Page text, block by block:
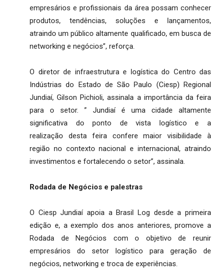
empresários e profissionais da área possam conhecer
produtos, tendências, soluções e lançamentos,
atraindo um público altamente qualificado, em busca de
networking e negócios”, reforça.
O diretor de infraestrutura e logística do Centro das
Indústrias do Estado de São Paulo (Ciesp) Regional
Jundiaí, Gilson Pichioli, assinala a importância da feira
para o setor. ” Jundiaí é uma cidade altamente
significativa do ponto de vista logístico e a
realização desta feira confere maior visibilidade à
região no contexto nacional e internacional, atraindo
investimentos e fortalecendo o setor”, assinala.
Rodada de Negócios e palestras
O Ciesp Jundiaí apoia a Brasil Log desde a primeira
edição e, a exemplo dos anos anteriores, promove a
Rodada de Negócios com o objetivo de reunir
empresários do setor logístico para geração de
negócios, networking e troca de experiências.